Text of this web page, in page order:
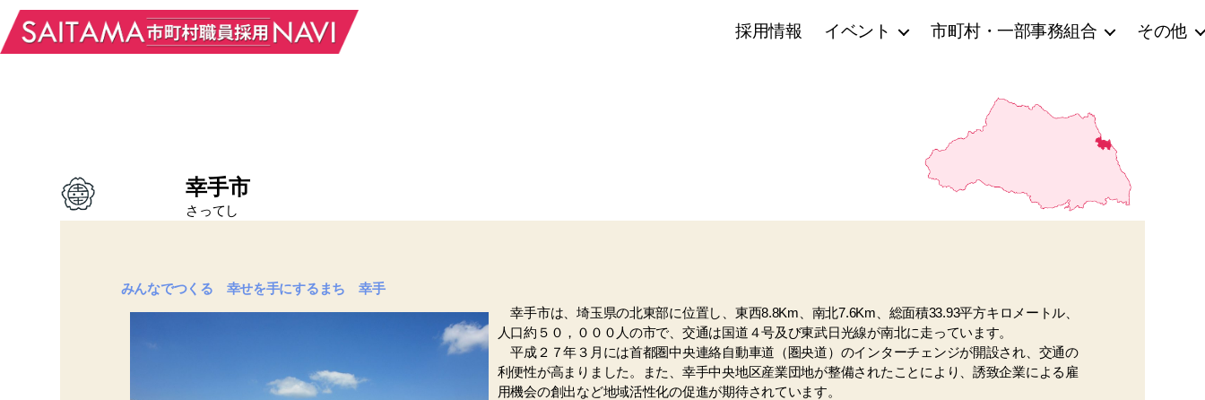
採用情報 イベント 市町村・一部事務組合 その他
幸手市
さってし
みんなでつくる 幸せを手にするまち 幸手
幸手市は、埼玉県の北東部に位置し、東西8.8Km、南北7.6Km、総面積33.93平方キロメートル、
人口約５０，０００人の市で、交通は国道４号及び東武日光線が南北に走っています。
平成２７年３月には首都圏中央連絡自動車道（圏央道）のインターチェンジが開設され、交通の
利便性が高まりました。また、幸手中央地区産業団地が整備されたことにより、誘致企業による雇
用機会の創出など地域活性化の促進が期待されています。